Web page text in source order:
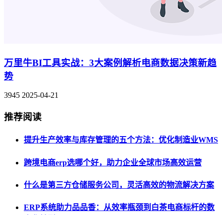
万里牛BI工具实战：3大案例解析电商数据决策新趋
势
3945 2025-04-21
推荐阅读
提升生产效率与库存管理的五个方法：优化制造业WMS
跨境电商erp选哪个好，助力企业全球市场高效运营
什么是第三方仓储服务公司，灵活高效的物流解决方案
ERP系统助力品品香：从效率瓶颈到白茶电商标杆的数